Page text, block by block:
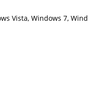
Vista, Windows 7,